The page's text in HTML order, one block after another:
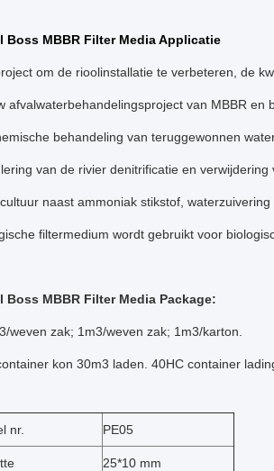
Boss MBBR Filter Media Applicatie
om de rioolinstallatie te verbeteren, de
afvalwaterbehandelingsproject van MBBR en
behandeling van teruggewonnen
van de rivier denitrificatie en verwijdering
naast ammoniak stikstof, waterzuivering
filtermedium wordt gebruikt voor
Boss MBBR Filter Media Package:
weven zak; 1m3/weven zak; 1m3/karton.
kon 30m3 laden. 40HC container
nr. PE05
25*10 mm